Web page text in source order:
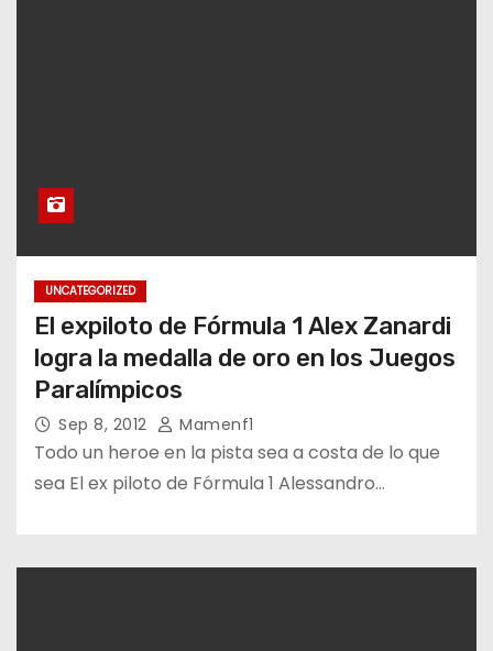
UNCATEGORIZED
El expiloto de Fórmula 1 Alex Zanardi
logra la medalla de oro en los Juegos
Paralímpicos
Sep 8, 2012 Mamenf1
Todo un heroe en la pista sea a costa de lo que
sea El ex piloto de Fórmula 1 Alessandro…